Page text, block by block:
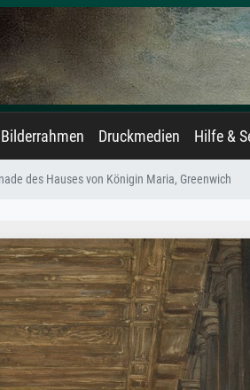
Bilderrahmen Druckmedien Hilfe &
des Hauses von Königin Maria, Greenwich